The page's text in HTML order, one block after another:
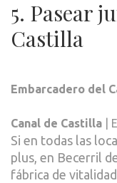
5. Pasear
Castilla
Embarcadero del
Canal de Castilla |
Si en todas las
plus, en Becerril
fábrica de